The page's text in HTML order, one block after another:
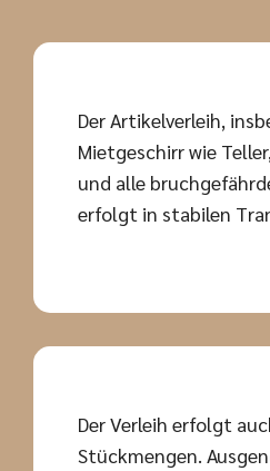
Der Artikelverleih,
Mietgeschirr wie
und alle
erfolgt in stabilen
Der Verleih erfolgt
Stückmengen.